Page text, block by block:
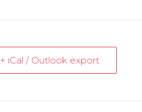
+ iCal / Outlook export